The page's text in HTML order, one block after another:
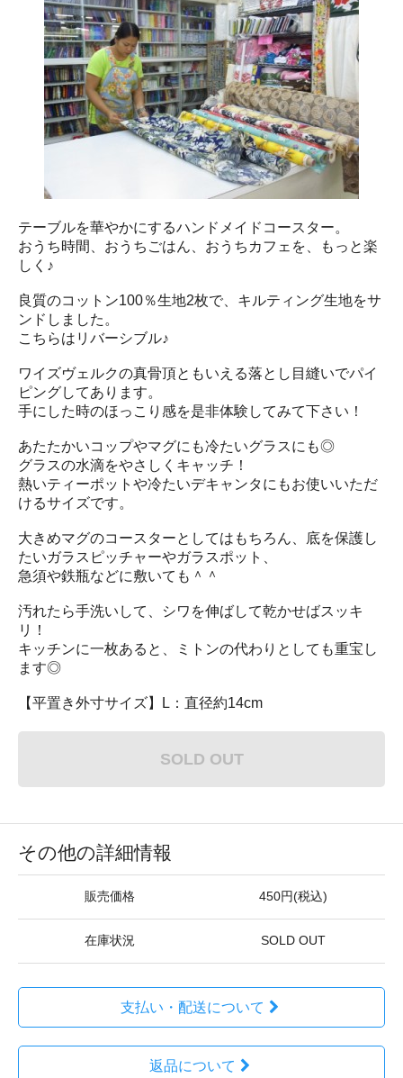
テーブルを華やかにするハンドメイドコースター。
おうち時間、おうちごはん、おうちカフェを、もっと楽
しく♪
良質のコットン100％生地2枚で、キルティング生地をサ
ンドしました。
こちらはリバーシブル♪
ワイズヴェルクの真骨頂ともいえる落とし目縫いでパイ
ピングしてあります。
手にした時のほっこり感を是非体験してみて下さい！
あたたかいコップやマグにも冷たいグラスにも◎
グラスの水滴をやさしくキャッチ！
熱いティーポットや冷たいデキャンタにもお使いいただ
けるサイズです。
大きめマグのコースターとしてはもちろん、底を保護し
たいガラスピッチャーやガラスポット、
急須や鉄瓶などに敷いても＾＾
汚れたら手洗いして、シワを伸ばして乾かせばスッキ
リ！
キッチンに一枚あると、ミトンの代わりとしても重宝し
ます◎
【平置き外寸サイズ】L：直径約14cm
SOLD OUT
その他の詳細情報
販売価格 450円(税込)
在庫状況 SOLD OUT
支払い・配送について
返品について